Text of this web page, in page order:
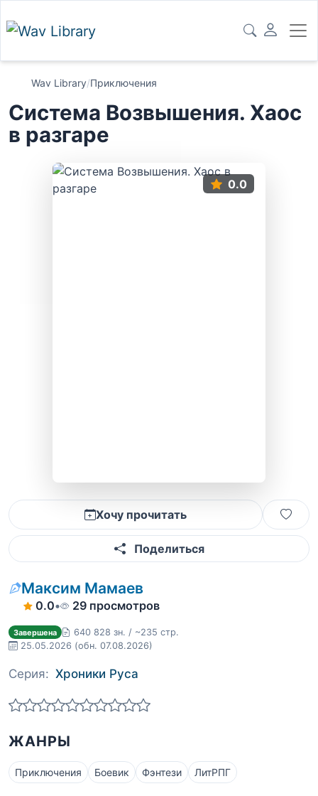
Wav Library/Приключения
Система Возвышения. Хаос
в разгаре
0.0
Хочу прочитать
Поделиться
Максим Мамаев
0.0• 29 просмотров
Завершена
640 828 зн. / ~235 стр.
25.05.2026 (обн. 07.08.2026)
Серия: Хроники Руса
ЖАНРЫ
Приключения Боевик Фэнтези ЛитРПГ